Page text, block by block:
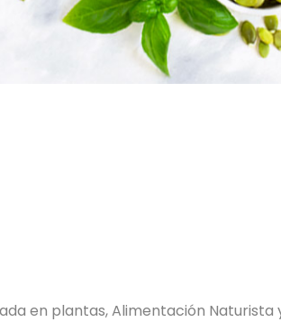
en plantas, Alimentación Naturista